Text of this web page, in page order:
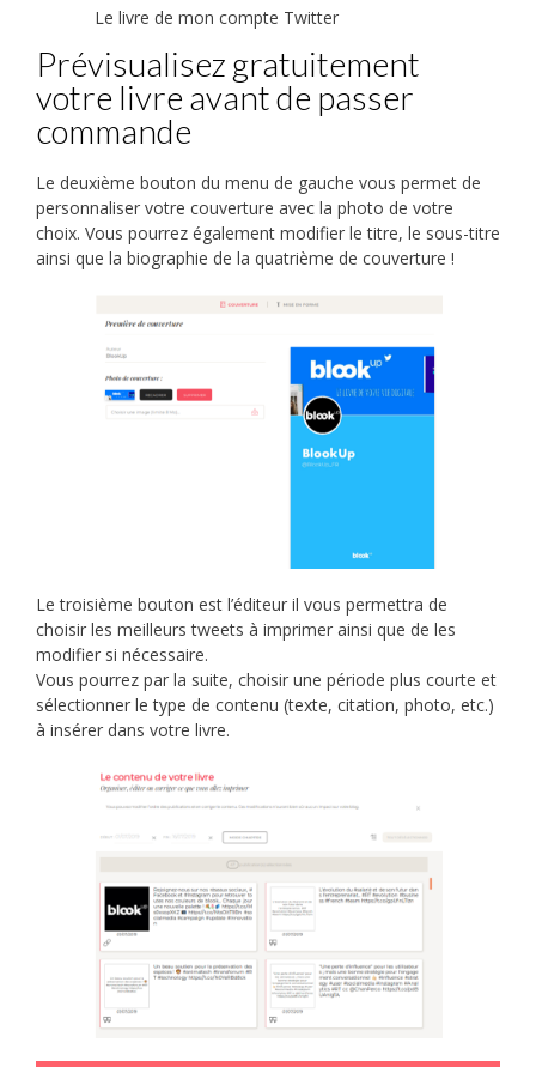
Le livre de mon compte Twitter
Prévisualisez gratuitement
votre livre avant de passer
commande
Le deuxième bouton du menu de gauche vous permet de
personnaliser votre couverture avec la photo de votre
choix. Vous pourrez également modifier le titre, le sous-titre
ainsi que la biographie de la quatrième de couverture !
Le troisième bouton est l’éditeur il vous permettra de
choisir les meilleurs tweets à imprimer ainsi que de les
modifier si nécessaire.
Vous pourrez par la suite, choisir une période plus courte et
sélectionner le type de contenu (texte, citation, photo, etc.)
à insérer dans votre livre.